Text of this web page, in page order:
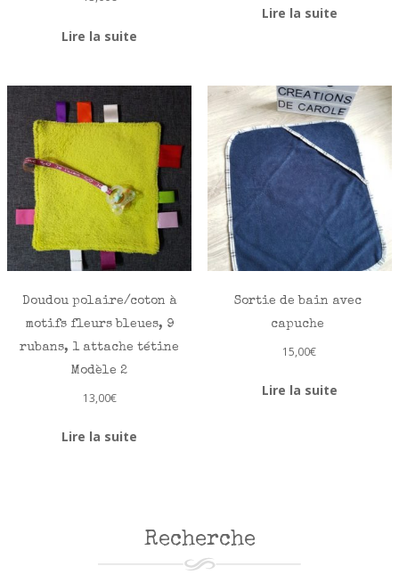
Lire la suite
Lire la suite
Doudou polaire/coton à
motifs fleurs bleues, 9
rubans, 1 attache tétine
Modèle 2
13,00€
Lire la suite
Sortie de bain avec
capuche
15,00€
Lire la suite
Recherche